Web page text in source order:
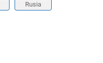
Rusia